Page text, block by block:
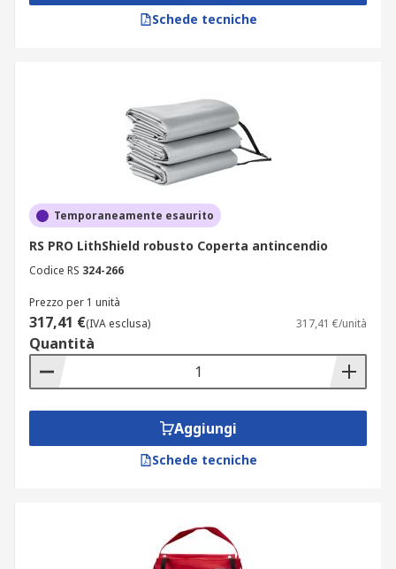
Schede tecniche
Temporaneamente esaurito
RS PRO LithShield robusto Coperta antincendio
Codice RS 324-266
Prezzo per 1 unità
317,41 €(IVA esclusa) 317,41 €/unità
Quantità
Aggiungi
Schede tecniche